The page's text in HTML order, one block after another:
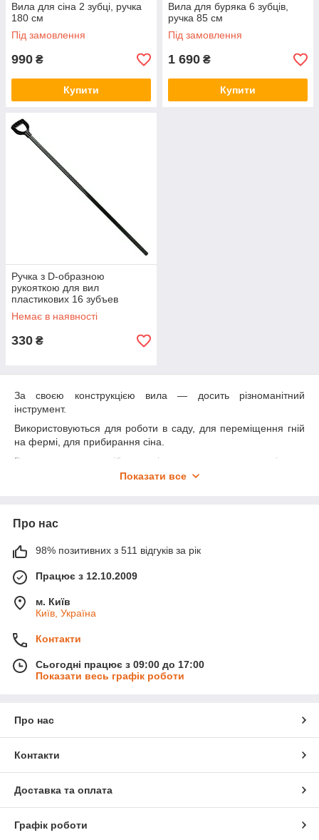
Вила для сіна 2 зубці, ручка
180 см
Під замовлення
990 ₴
Купити
Вила для буряка 6 зубців,
ручка 85 см
Під замовлення
1 690 ₴
Купити
Ручка з D-образною
рукояткою для вил
пластикових 16 зубъев
Немає в наявності
330 ₴
За своєю конструкцією вила — досить різноманітний
інструмент.
Використовуються для роботи в саду, для переміщення гній
на фермі, для прибирання сіна.
Вилами можна згрібати сміття, виконувати аерацію та
розпушування ґрунту, переміщати пухкі рослинні відходи,
частина інструмента, що є собою
є її частиною.
подібною ручкою.
Зубці: форма та кількість
У класичному представленні це 4 злегка вигнуті зубці
круглого перерізу та загостреним кінцем, проте їхня кількість
Робоча частина вил буває зварною та кованною, як матеріал
Показати все
Про нас
98% позитивних з 511 відгуків за рік
Працює з 12.10.2009
м. Київ
Київ, Україна
Контакти
Сьогодні працює з 09:00 до 17:00
Показати весь графік роботи
Про нас
Контакти
Доставка та оплата
Графік роботи